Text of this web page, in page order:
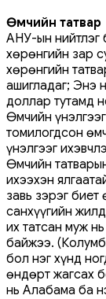
Өмчийн татвар
АНУ-ын нийтлэг
хөрөнгийн зар
хөрөнгийн
ашигладаг; Энэ
доллар тутамд
Өмчийн
томилогдсон
үнэлгээг
Өмчийн
ихээхэн
завь зэрэг биет
санхүүгийн
их татсан муж
байжээ.
бол нэг хүнд
өндөрт жагсах
нь Алабама ба